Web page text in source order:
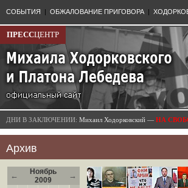
СОБЫТИЯ | ОБЖАЛОВАНИЕ ПРИГОВОРА |
ПРЕССЦЕНТР
ДНИ В ЗАКЛЮЧЕНИИ: Михаил Ходорковский — НА
Архив
←
Ноябрь
2009
→